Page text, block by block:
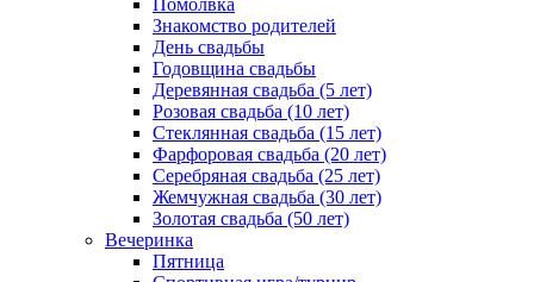
Помолвка
Знакомство родителей
День свадьбы
Годовщина свадьбы
Деревянная свадьба (5 лет)
Розовая свадьба (10 лет)
Стеклянная свадьба (15 лет)
Фарфоровая свадьба (20 лет)
Серебряная свадьба (25 лет)
Жемчужная свадьба (30 лет)
Золотая свадьба (50 лет)
Вечеринка
Пятница